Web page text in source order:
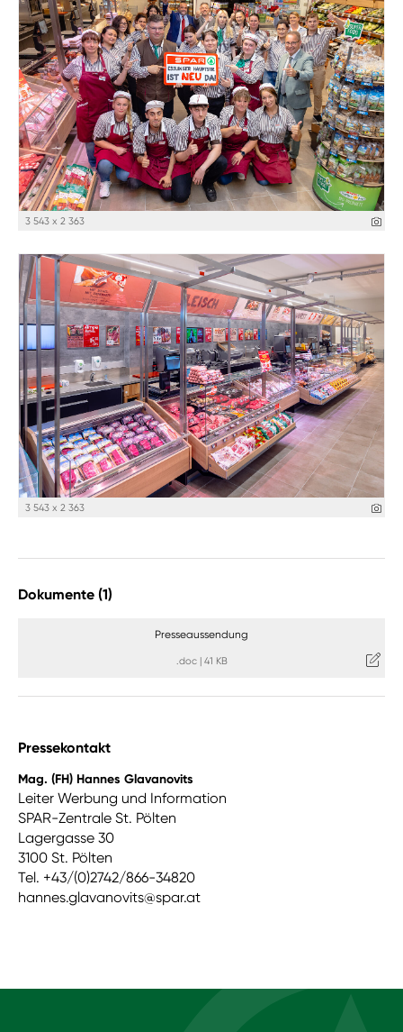
3 543 x 2 363
3 543 x 2 363
Dokumente (1)
Presseaussendung
.doc| 41 KB
Pressekontakt
Mag. (FH) Hannes Glavanovits
Leiter Werbung und Information
SPAR-Zentrale St. Pölten
Lagergasse 30
3100 St. Pölten
Tel. +43/(0)2742/866-34820
hannes.glavanovits@spar.at